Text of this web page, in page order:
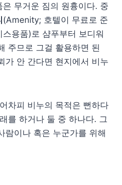
무거운 짐의 원흉이다. 중
(Amenity; 호텔이 무료로 준
용품)로 샴푸부터 보디워
주므로 그걸 활용하면 된
가 안 간다면 현지에서 비누
차피 비누의 목적은 뻔하다
를 하거나 둘 중 하나다. 그
람이나 혹은 누군가를 위해